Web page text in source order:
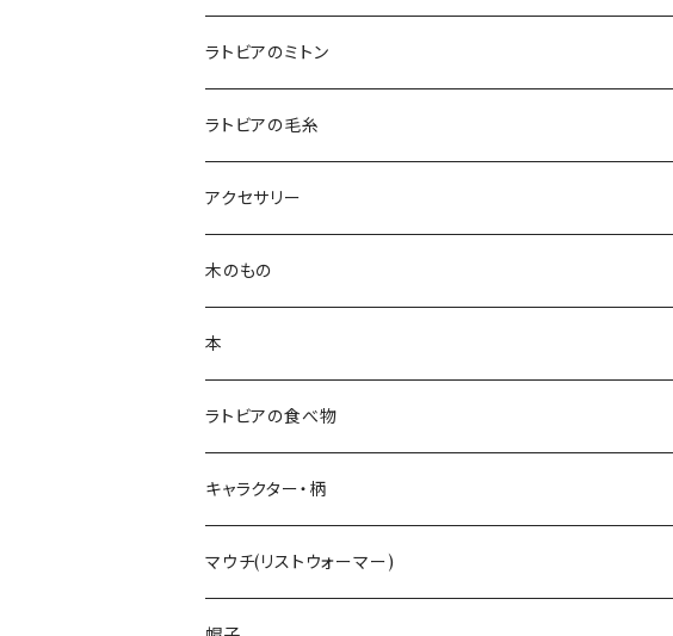
コースター
ブランケット
ランチョンマット
エプロン
鍋つかみ
バッグ
ランチバッグ
トートバッグ
クッションカバー
ハンカチ
ラトビアのミトン
ラトビアの毛糸
アクセサリー
白樺ピアス
白樺ブローチ
BALTU ROTAS
ピアス
ペンダント
ラトビアのミトンピアス／イヤリング
木のもの
白樺コースター
白樺ティーマット
キッチン雑貨
くるみ割り
レモン絞り
ミトンブロッカー
本
ラトビアの食べ物
手摘みハーブティー
ライ麦パン
キャラクター・柄
花柄
マウチ(リストウォーマー)